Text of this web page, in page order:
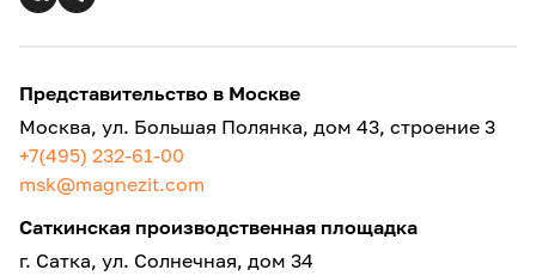
Представительство в Москве
Москва, ул. Большая Полянка, дом 43, строение 3
+7(495) 232-61-00
msk@magnezit.com
Саткинская производственная площадка
г. Сатка, ул. Солнечная, дом 34